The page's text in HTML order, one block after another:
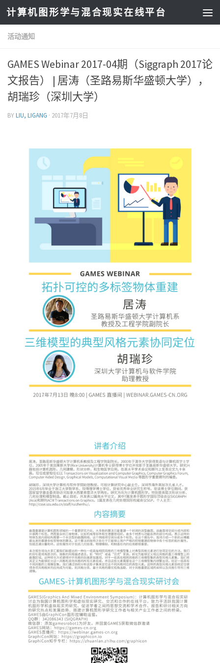
计算机图形学与混合现实在线平台
活动通知
GAMES Webinar 2017-04期（Siggraph 2017论
文报告） | 居涛（圣路易斯华盛顿大学），
胡瑞珍（深圳大学）
BYLIU, LIGANG · 2017年7月8日